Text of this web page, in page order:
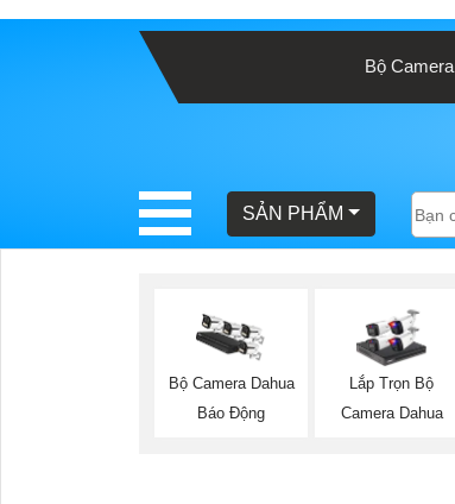
Bộ Camera
SẢN PHẨM
Bộ Camera Dahua
Báo Động
Lắp Trọn Bộ
Camera Dahua